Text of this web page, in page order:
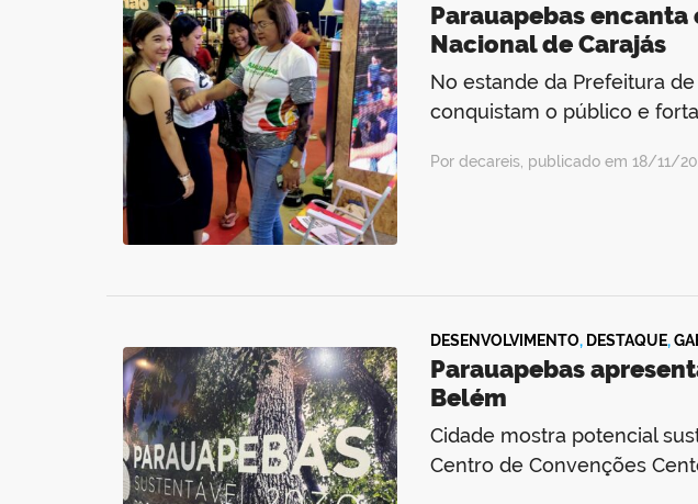
Parauapebas encanta
Nacional de Carajás
No estande da Prefeitura
conquistam o público e
Por decareis, publicado em 18/11/
DESENVOLVIMENTO, DESTAQUE,
Parauapebas
Belém
Cidade mostra potencial
Centro de Convenções